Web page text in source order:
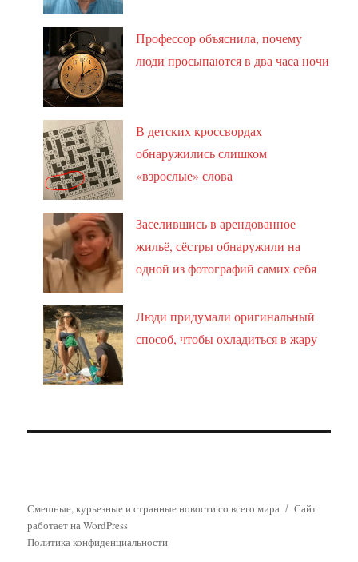
Профессор объяснила, почему
люди просыпаются в два часа ночи
В детских кроссвордах
обнаружились слишком
«взрослые» слова
Заселившись в арендованное
жильё, сёстры обнаружили на
одной из фотографий самих себя
Люди придумали оригинальный
способ, чтобы охладиться в жару
Смешные, курьезные и странные новости со всего мира
Сайт
работает на WordPress
Политика конфиденциальности